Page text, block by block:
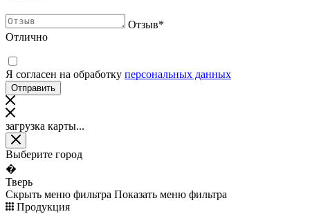
Отзыв*
Отлично
Я согласен на обработку персональных данных
загрузка карты...
Выберите город
�
Тверь
Скрыть меню фильтра Показать меню фильтра
Продукция